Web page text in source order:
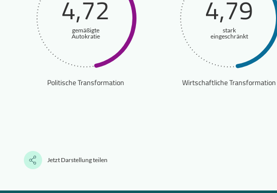
4,72
gemäßigte
Autokratie
Politische Transformation
4,79
stark
eingeschränkt
Wirtschaftliche Transformation
Jetzt Darstellung teilen